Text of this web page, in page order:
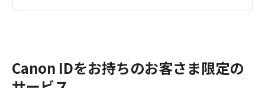
Canon IDをお持ちのお客さま限定の